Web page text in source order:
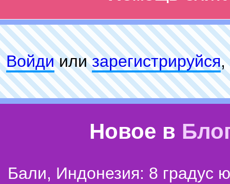
Войдиилизарeгиcтpируйся,
Новое в
Бали, Индонезия: 8 градус